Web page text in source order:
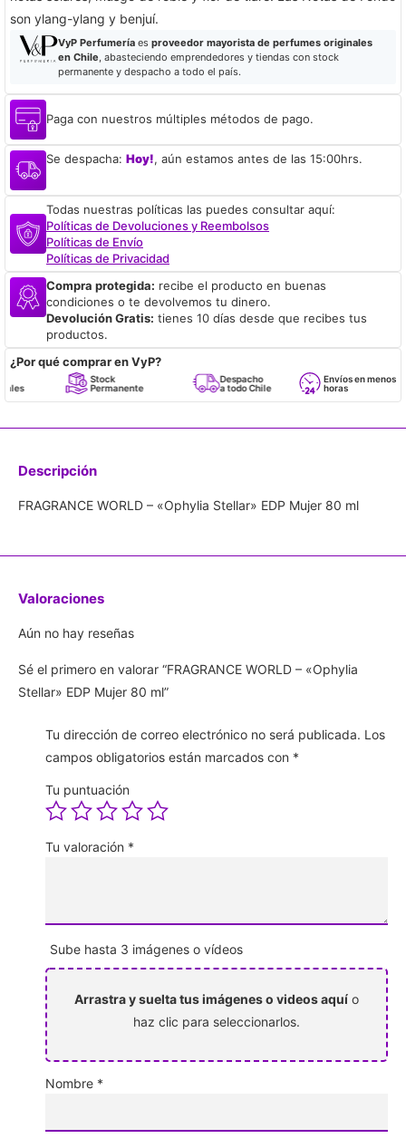
son ylang-ylang y benjuí.
VyP Perfumeríaes proveedor mayorista de perfumes originales
en Chile, abasteciendo emprendedores y tiendas con stock
permanente y despacho a todo el país.
Paga con nuestros múltiples métodos de pago.
Se despacha: Hoy!, aún estamos antes de las 15:00hrs.
Todas nuestras políticas las puedes consultar aquí:
Políticas de Devoluciones y Reembolsos
Políticas de Envío
Políticas de Privacidad
Compra protegida: recibe el producto en buenas
condiciones o te devolvemos tu dinero.
Devolución Gratis: tienes 10 días desde que recibes tus
productos.
¿Por qué comprar en VyP?
Stock
Permanente
Despacho
a todo Chile
Envíos en menos de 24
horas
Descripción
FRAGRANCE WORLD – «Ophylia Stellar» EDP Mujer 80 ml
Valoraciones
Aún no hay reseñas
Sé el primero en valorar “FRAGRANCE WORLD – «Ophylia
Stellar» EDP Mujer 80 ml”
Tu dirección de correo electrónico no será publicada. Los
campos obligatorios están marcados con *
Tu puntuación
Tu valoración *
Sube hasta 3 imágenes o vídeos
Arrastra y suelta tus imágenes o videos aquí o
haz clic para seleccionarlos.
Nombre *